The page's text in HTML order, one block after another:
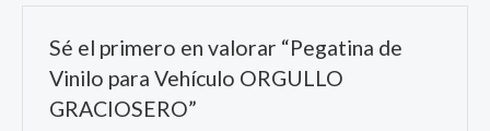
Sé el primero en valorar “Pegatina de
Vinilo para Vehículo ORGULLO
GRACIOSERO”